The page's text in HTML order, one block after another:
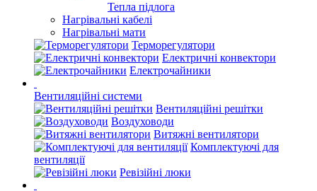
Тепла підлога
Нагрівальні кабелі
Нагрівальні мати
Терморегулятори
Електричні конвектори
Електрочайники
Вентиляційні системи
Вентиляційні решітки
Воздуховоди
Витяжні вентилятори
Комплектуючі для
вентиляції
Ревізійні люки